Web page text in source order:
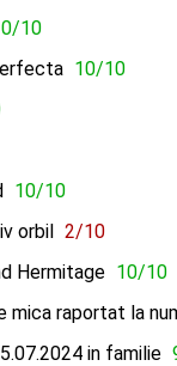
10
10/10
10/10
orbil 2/10
Hermitage 10/10
mica raportat la
in familie